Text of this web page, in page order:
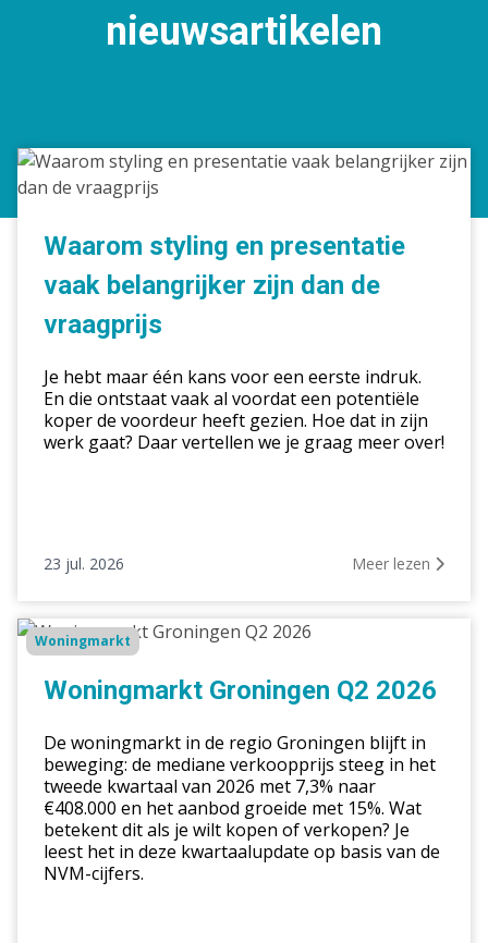
nieuwsartikelen
Waarom
styling
en
presentatie
belangrijker
zijn
vraagprijs
Waarom styling en presentatie
vaak belangrijker zijn dan de
vraagprijs
Je hebt maar één kans voor een eerste indruk.
En die ontstaat vaak al voordat een potentiële
koper de voordeur heeft gezien. Hoe dat in zijn
werk gaat? Daar vertellen we je graag meer over!
23 jul. 2026 Meer lezen
Woningmarkt
Groningen
Woningmarkt
Woningmarkt Groningen Q2 2026
De woningmarkt in de regio Groningen blijft in
beweging: de mediane verkoopprijs steeg in het
tweede kwartaal van 2026 met 7,3% naar
€408.000 en het aanbod groeide met 15%. Wat
betekent dit als je wilt kopen of verkopen? Je
leest het in deze kwartaalupdate op basis van de
NVM-cijfers.